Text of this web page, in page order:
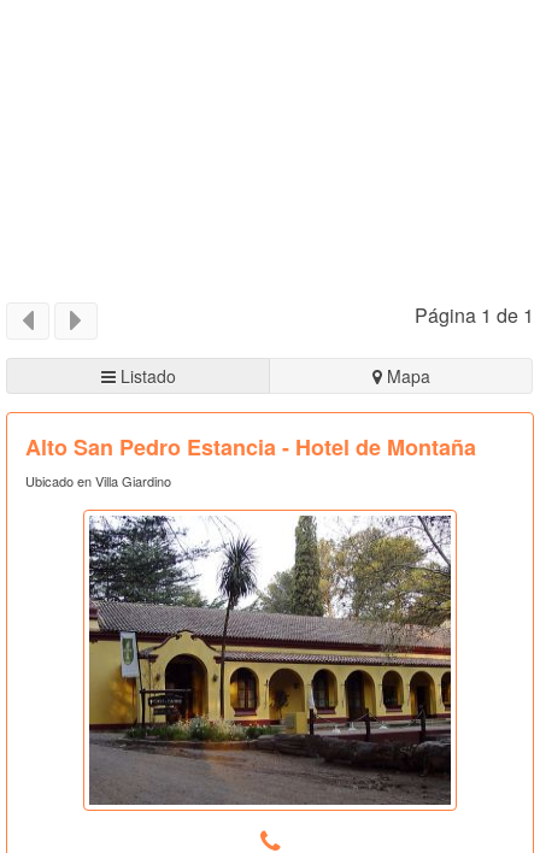
Página 1 de 1
Listado Mapa
Alto San Pedro Estancia - Hotel de Montaña
Ubicado en Villa Giardino